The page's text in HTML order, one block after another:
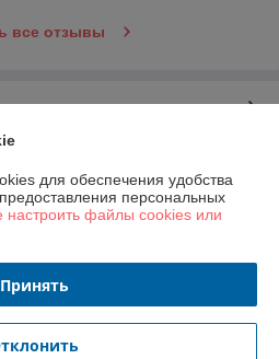
все отзывы
для обеспечения удобства
персональных
настроить файлы cookies или
Принять